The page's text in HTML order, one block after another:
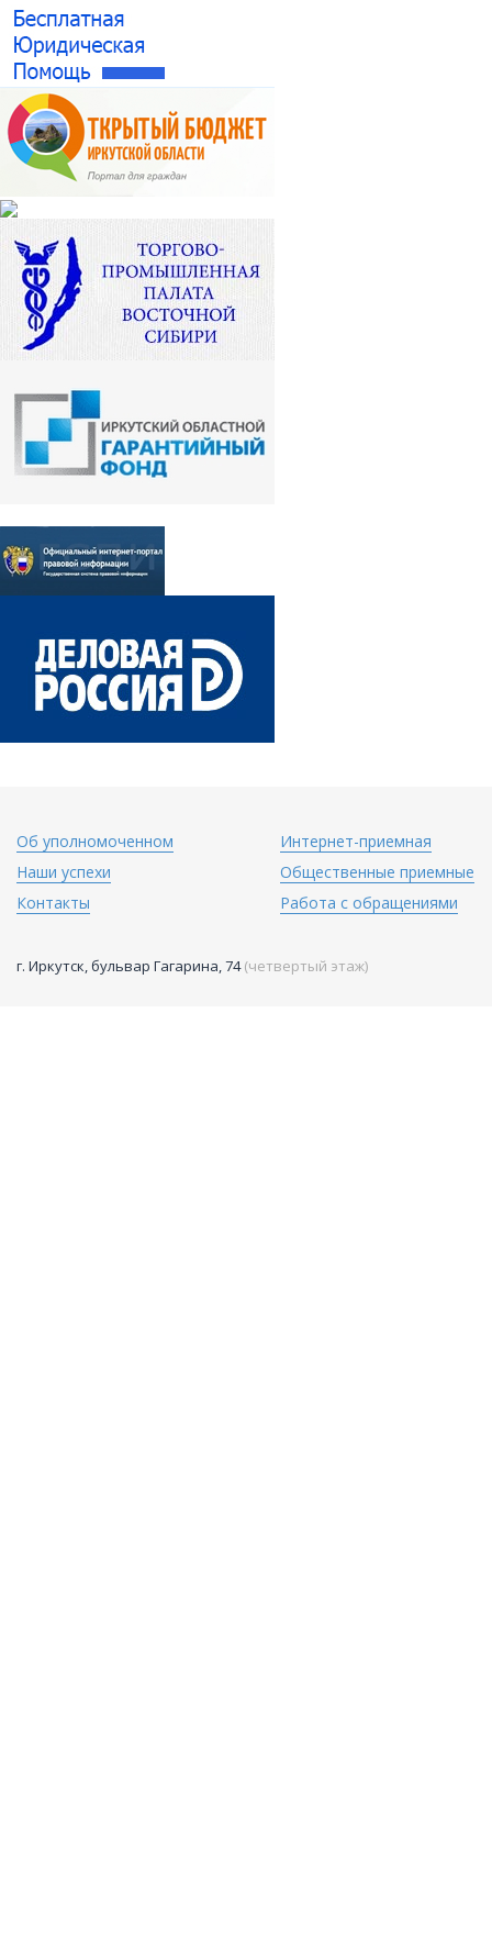
Об уполномоченном
Наши успехи
Контакты
Интернет-приемная
Общественные приемные
Работа с обращениями
г. Иркутск, бульвар Гагарина, 74(четвертый этаж)